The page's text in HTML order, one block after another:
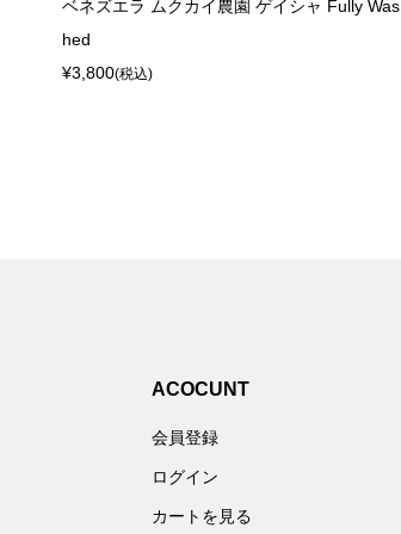
ベネズエラ ムクカイ農園 ゲイシャ Fully Was
hed
¥3,800(税込)
ACOCUNT
会員登録
ログイン
カートを見る